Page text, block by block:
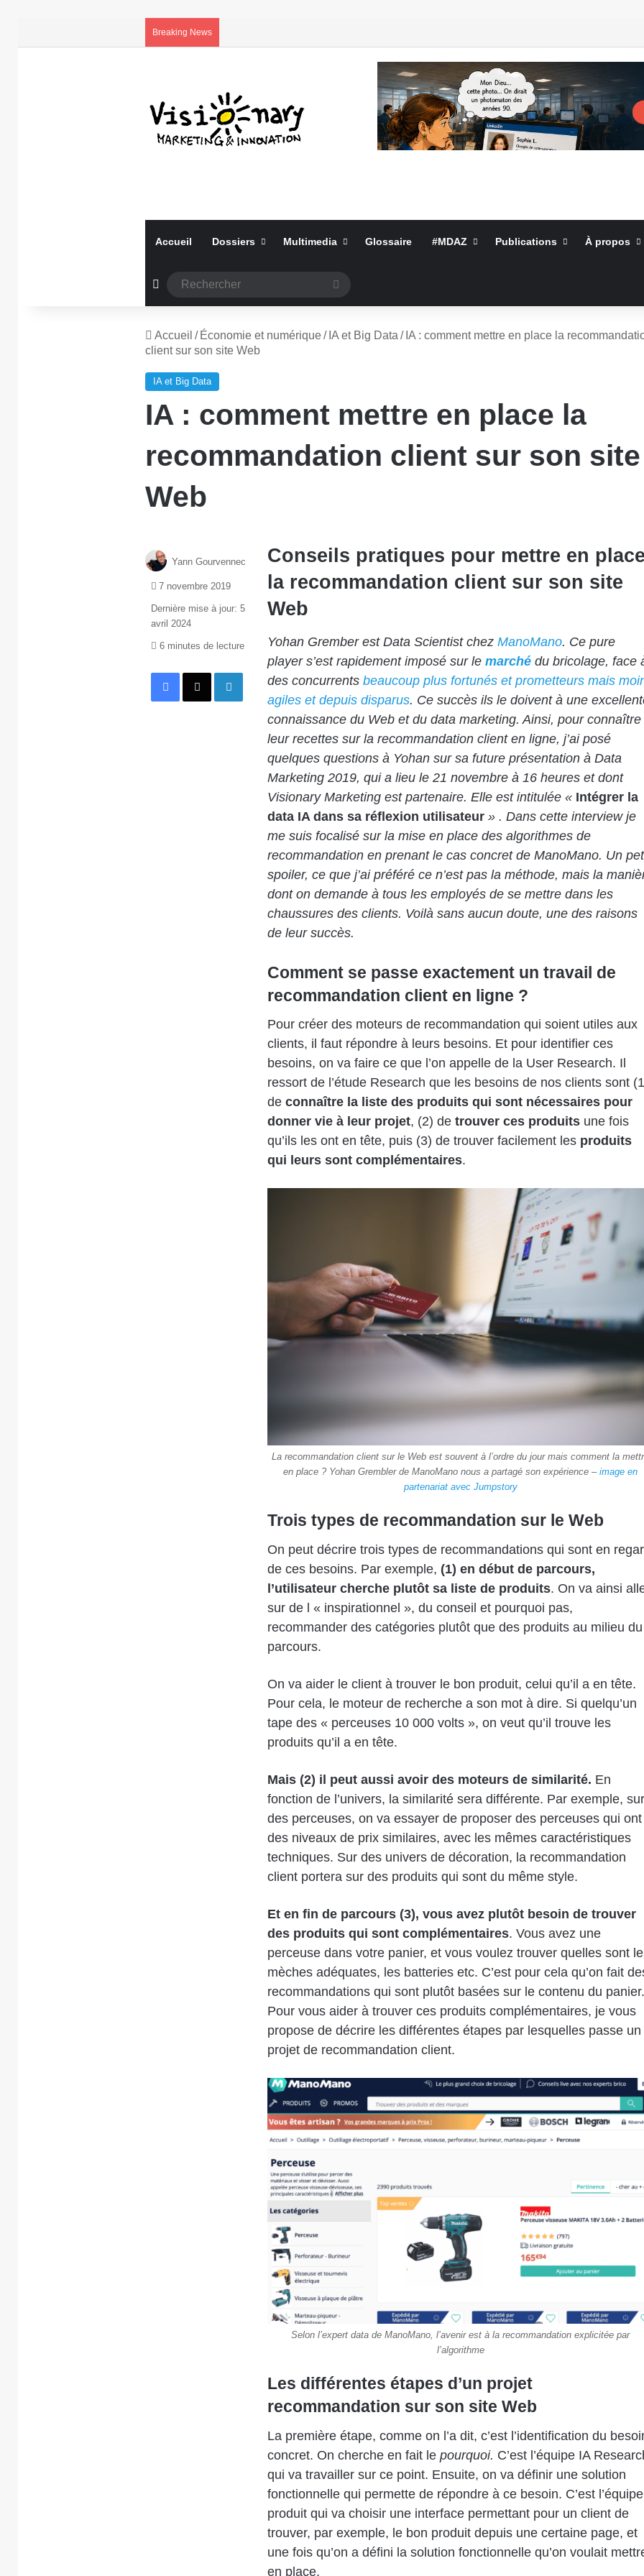
Breaking News
Accueil Dossiers Multimedia Glossaire #MDAZ Publications À propos
Article Aléatoire
Accueil / Économie et numérique/ IA et Big Data / IA : comment mettre en place la
client sur son site Web
IA et Big Data
IA : comment mettre en place la
recommandation client sur son site
Web
Conseils pratiques pour mettre en
la recommandation client sur son site
Web
Yohan Grember est Data Scientist chezManoMano. Ce pure
player s’est rapidement imposé sur le marchédu bricolage, face
des concurrents beaucoup plus fortunés et prometteurs mais
agiles et depuis disparus. Ce succès ils le doivent à une
connaissance du Web et du data marketing. Ainsi, pour connaître
leur recettes sur la recommandation client en ligne, j’ai posé
quelques questions à Yohan sur sa future présentation à Data
Marketing 2019, qui a lieu le 21 novembre à 16 heures et dont
Visionary Marketing est partenaire. Elle est intitulée « Intégrer la
data IA dans sa réflexion utilisateur» . Dans cette interview je
me suis focalisé sur la mise en place des algorithmes de
recommandation en prenant le cas concret de ManoMano. Un
spoiler, ce que j’ai préféré ce n’est pas la méthode, mais la
dont on demande à tous les employés de se mettre dans les
chaussures des clients. Voilà sans aucun doute, une des raisons
de leur succès.
Comment se passe exactement un travail de
recommandation client en ligne ?
Pour créer des moteurs de recommandation qui soient utiles aux
clients, il faut répondre à leurs besoins. Et pour identifier ces
besoins, on va faire ce que l’on appelle de la User Research. Il
ressort de l’étude Research que les besoins de nos clients sont
de connaître la liste des produits qui sont nécessaires pour
donner vie à leur projet, (2) de trouver ces produitsune fois
qu’ils les ont en tête, puis (3) de trouver facilement les produits
qui leurs sont complémentaires.
La recommandation client sur le Web est souvent à l’ordre du jour mais comment la
en place ? Yohan Grembler de ManoMano nous a partagé son expérience –image en
partenariat avec Jumpstory
Trois types de recommandation sur le Web
On peut décrire trois types de recommandations qui sont en
de ces besoins. Par exemple, (1) en début de parcours,
l’utilisateur cherche plutôt sa liste de produits. On va ainsi
sur de l « inspirationnel », du conseil et pourquoi pas,
recommander des catégories plutôt que des produits au milieu du
parcours.
On va aider le client à trouver le bon produit, celui qu’il a en tête.
Pour cela, le moteur de recherche a son mot à dire. Si quelqu’un
tape des « perceuses 10 000 volts », on veut qu’il trouve les
produits qu’il a en tête.
Mais (2) il peut aussi avoir des moteurs de similarité. En
fonction de l’univers, la similarité sera différente. Par exemple, sur
des perceuses, on va essayer de proposer des perceuses qui ont
des niveaux de prix similaires, avec les mêmes caractéristiques
techniques. Sur des univers de décoration, la recommandation
client portera sur des produits qui sont du même style.
Et en fin de parcours (3), vous avez plutôt besoin de trouver
des produits qui sont complémentaires. Vous avez une
perceuse dans votre panier, et vous voulez trouver quelles sont
mèches adéquates, les batteries etc. C’est pour cela qu’on fait
recommandations qui sont plutôt basées sur le contenu du panier.
Pour vous aider à trouver ces produits complémentaires, je vous
propose de décrire les différentes étapes par lesquelles passe un
projet de recommandation client.
Selon l’expert data de ManoMano, l’avenir est à la recommandation explicitée par
l’algorithme
Les différentes étapes d’un projet
recommandation sur son site Web
La première étape, comme on l’a dit, c’est l’identification du
concret. On cherche en fait le pourquoi. C’est l’équipe IA
qui va travailler sur ce point. Ensuite, on va définir une solution
fonctionnelle qui permette de répondre à ce besoin. C’est l’équipe
produit qui va choisir une interface permettant pour un client de
trouver, par exemple, le bon produit depuis une certaine page, et
une fois qu’on a défini la solution fonctionnelle qu’on voulait
en place.
Yann Gourvennec
7 novembre 2019
Dernière mise à jour: 5
avril 2024
6 minutes de lecture
Facebook
X Linkedin